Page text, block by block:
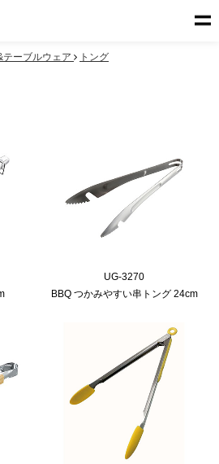
テーブルウェア トング
UG-3270
BBQ つかみやすい串トング 24cm